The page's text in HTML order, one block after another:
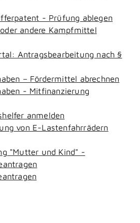
- Prüfung ablegen
andere Kampfmittel
Antragsbearbeitung nach §
– Fördermittel abrechnen
- Mitfinanzierung
anmelden
von E-Lastenfahrrädern
"Mutter und Kind" -